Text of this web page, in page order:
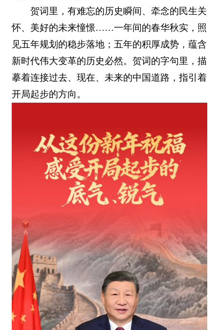
贺词里，有难忘的历史瞬间、牵念的民生关
怀、美好的未来憧憬……一年间的春华秋实，照
见五年规划的稳步落地；五年的积厚成势，蕴含
新时代伟大变革的历史必然。贺词的字句里，描
摹着连接过去、现在、未来的中国道路，指引着
开局起步的方向。